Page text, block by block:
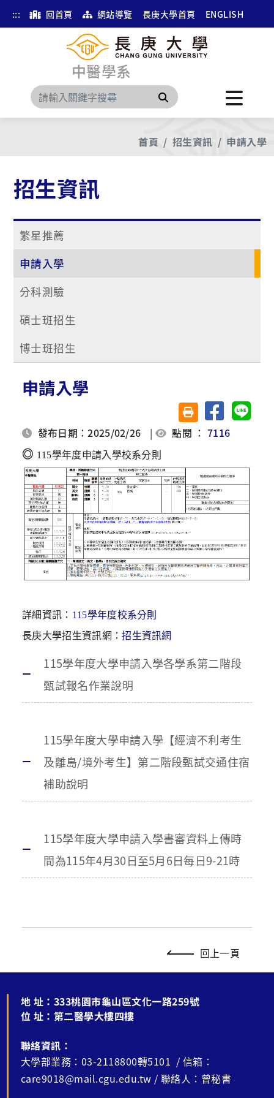
::: 回首頁 網站導覽 長庚大學首頁 ENGLISH
中醫學系
搜尋
首頁 招生資訊 申請入學
招生資訊
繁星推薦
申請入學
分科測驗
碩士班招生
博士班招生
申請入學
友善列印(另開視窗)
分享至臉書分享
發布日期：2025/02/26 | 點閱 ：7116
◎ 115學年度申請入學校系分則
詳細資訊： 115學年度校系分則
長庚大學招生資訊網：招生資訊網
115學年度大學申請入學各學系第二階段
甄試報名作業說明
115學年度大學申請入學【經濟不利考生
及離島/境外考生】第二階段甄試交通住宿
補助說明
115學年度大學申請入學書審資料上傳時
間為115年4月30日至5月6日每日9-21時
回上一頁
地 址： 333桃園市龜山區文化一路259號
位 址： 第二醫學大樓四樓
聯絡資訊：
大學部業務：03-2118800轉5101 / 信箱：
care9018@mail.cgu.edu.tw / 聯絡人：曾秘書